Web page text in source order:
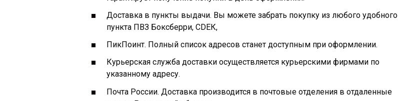
Доставка в пункты выдачи. Вы можете забрать покупку из любого удобного
пункта ПВЗ Боксберри, СDЕК,
ПикПоинт. Полный список адресов станет доступным при оформлении.
Курьерская служба доставки осуществляется курьерскими фирмами по
указанному адресу.
Почта России. Доставка производится в почтовые отделения в отдаленные